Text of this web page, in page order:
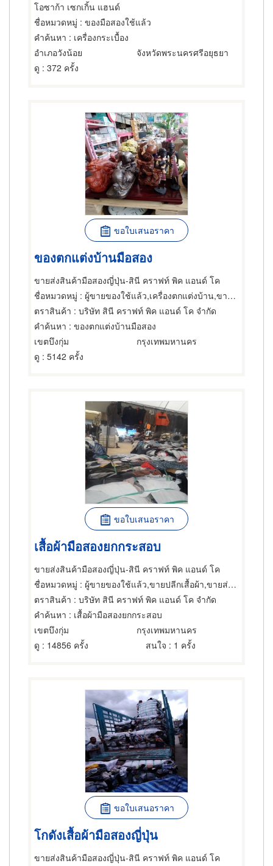
โอซาก้า เซกเกิ้น แฮนด์
ชื่อหมวดหมู่ : ของมือสองใช้แล้ว
คำค้นหา : เครื่องกระเบื้อง
อำเภอวังน้อย
จังหวัดพระนครศรีอยุธยา
ดู : 372 ครั้ง
ขอใบเสนอราคา
ของตกแต่งบ้านมือสอง
ขายส่งสินค้ามือสองญี่ปุ่น-สินี คราฟท์ พิค แอนด์ โค
ชื่อหมวดหมู่ : ผู้ขายของใช้แล้ว,เครื่องตกแต่งบ้าน,ขายปลีกถ้วยชามกระเบื้อง
ตราสินค้า : บริษัท สินี คราฟท์ พิค แอนด์ โค จำกัด
คำค้นหา : ของตกแต่งบ้านมือสอง
เขตบึงกุ่ม
กรุงเทพมหานคร
ดู : 5142 ครั้ง
ขอใบเสนอราคา
เสื้อผ้ามือสองยกกระสอบ
ขายส่งสินค้ามือสองญี่ปุ่น-สินี คราฟท์ พิค แอนด์ โค
ชื่อหมวดหมู่ : ผู้ขายของใช้แล้ว,ขายปลีกเสื้อผ้า,ขายส่งเสื้อผ้า
ตราสินค้า : บริษัท สินี คราฟท์ พิค แอนด์ โค จำกัด
คำค้นหา : เสื้อผ้ามือสองยกกระสอบ
เขตบึงกุ่ม
กรุงเทพมหานคร
ดู : 14856 ครั้ง สนใจ : 1 ครั้ง
ขอใบเสนอราคา
โกดังเสื้อผ้ามือสองญี่ปุ่น
ขายส่งสินค้ามือสองญี่ปุ่น-สินี คราฟท์ พิค แอนด์ โค